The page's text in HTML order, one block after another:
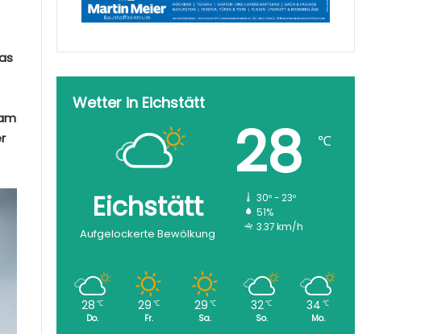
Wetter in Eichstätt
Eichstätt
Aufgelockerte Bewölkung
28 ℃
30º - 23º
51%
3.37 km/h
28 ℃
Do.
29 ℃
Fr.
29 ℃
Sa.
32℃
So.
34 ℃
Mo.